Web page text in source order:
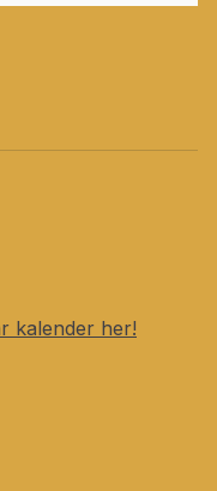
kalender her!